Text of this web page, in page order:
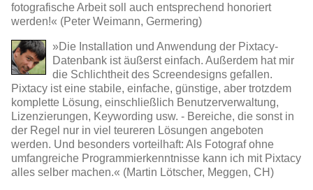
fotografische Arbeit soll auch entsprechend honoriert
werden!« (Peter Weimann, Germering)
»Die Installation und Anwendung der Pixtacy-
Datenbank ist äußerst einfach. Außerdem hat mir
die Schlichtheit des Screendesigns gefallen.
Pixtacy ist eine stabile, einfache, günstige, aber trotzdem
komplette Lösung, einschließlich Benutzerverwaltung,
Lizenzierungen, Keywording usw. - Bereiche, die sonst in
der Regel nur in viel teureren Lösungen angeboten
werden. Und besonders vorteilhaft: Als Fotograf ohne
umfangreiche Programmierkenntnisse kann ich mit Pixtacy
alles selber machen.« (Martin Lötscher, Meggen, CH)